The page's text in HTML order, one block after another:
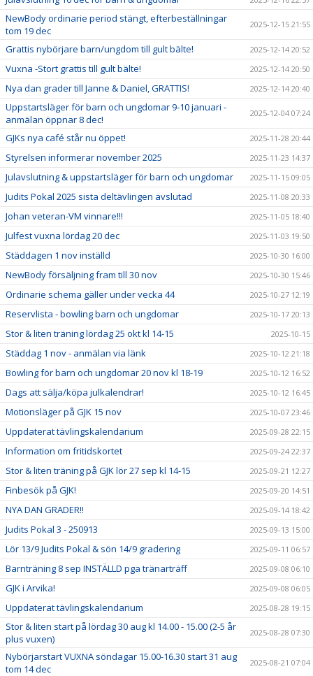
NewBody ordinarie period stängt, efterbeställningar
tom 19 dec
2025-12-15 21:55
Grattis nybörjare barn/ungdom till gult bälte! 2025-12-14 20:52
Vuxna -Stort grattis till gult bälte! 2025-12-14 20:50
Nya dan grader till Janne & Daniel, GRATTIS! 2025-12-14 20:40
Uppstartsläger för barn och ungdomar 9-10 januari -
anmälan öppnar 8 dec!
2025-12-04 07:24
GJKs nya café står nu öppet! 2025-11-28 20:44
Styrelsen informerar november 2025 2025-11-23 14:37
Julavslutning & uppstartsläger för barn och ungdomar 2025-11-15 09:05
Judits Pokal 2025 sista deltävlingen avslutad 2025-11-08 20:33
Johan veteran-VM vinnare!!! 2025-11-05 18:40
Julfest vuxna lördag 20 dec 2025-11-03 19:50
Städdagen 1 nov inställd 2025-10-30 16:00
NewBody försäljning fram till 30 nov 2025-10-30 15:46
Ordinarie schema gäller under vecka 44 2025-10-27 12:19
Reservlista - bowling barn och ungdomar 2025-10-17 20:13
Stor & liten träning lördag 25 okt kl 14-15 2025-10-15
Städdag 1 nov - anmälan via länk 2025-10-12 21:18
Bowling för barn och ungdomar 20 nov kl 18-19 2025-10-12 16:52
Dags att sälja/köpa julkalendrar! 2025-10-12 16:45
Motionsläger på GJK 15 nov 2025-10-07 23:46
Uppdaterat tävlingskalendarium 2025-09-28 22:15
Information om fritidskortet 2025-09-24 22:37
Stor & liten träning på GJK lör 27 sep kl 14-15 2025-09-21 12:27
Finbesök på GJK! 2025-09-20 14:51
NYA DAN GRADER!! 2025-09-14 18:42
Judits Pokal 3 - 250913 2025-09-13 15:00
Lör 13/9 Judits Pokal & sön 14/9 gradering 2025-09-11 06:57
Barnträning 8 sep INSTÄLLD pga tränarträff 2025-09-08 06:10
GJK i Arvika! 2025-09-08 06:05
Uppdaterat tävlingskalendarium 2025-08-28 19:15
Stor & liten start på lördag 30 aug kl 14.00 - 15.00 (2-5 år
plus vuxen)
2025-08-28 07:30
Nybörjarstart VUXNA söndagar 15.00-16.30 start 31 aug
tom 14 dec
2025-08-21 07:04